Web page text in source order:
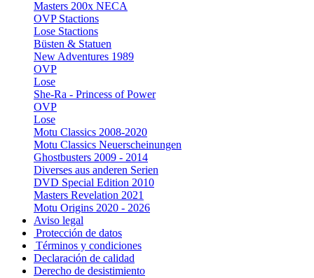
Masters 200x NECA
OVP Stactions
Lose Stactions
Büsten & Statuen
New Adventures 1989
OVP
Lose
She-Ra - Princess of Power
OVP
Lose
Motu Classics 2008-2020
Motu Classics Neuerscheinungen
Ghostbusters 2009 - 2014
Diverses aus anderen Serien
DVD Special Edition 2010
Masters Revelation 2021
Motu Origins 2020 - 2026
Aviso legal
Protección de datos
Términos y condiciones
Declaración de calidad
Derecho de desistimiento